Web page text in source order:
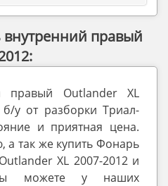
правый
правый Outlander XL
у от разборки Триал-
и приятная цена.
так же купить Фонарь
XL 2007-2012 и
можете у наших